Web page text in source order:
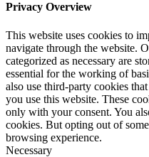
Privacy Overview
This website uses cookies to
navigate through the website.
categorized as necessary are
essential for the working of
also use third-party cookies
you use this website. These
only with your consent. You
cookies. But opting out of
browsing experience.
Necessary